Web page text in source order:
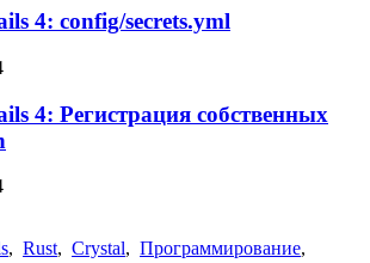
4: config/secrets.yml
4: Регистрация собственных
, Rust, Crystal, Программирование,